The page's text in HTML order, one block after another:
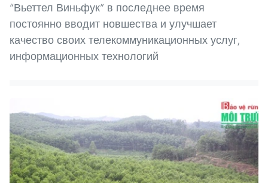
“Вьеттел Виньфук” в последнее время
постоянно вводит новшества и улучшает
качество своих телекоммуникационных услуг,
информационных технологий